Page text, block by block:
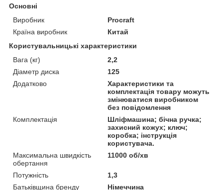
Основні
Виробник
Procraft
Країна виробник
Китай
Користувальницькі характеристики
Вага (кг)
2,2
Діаметр диска
125
Додатково
Характеристики та
комплектація товару можуть
змінюватися виробником
без повідомлення
Комплектація
Шліфмашина; бічна ручка;
захисний кожух; ключ;
коробка; інструкція
користувача.
Максимальна швидкість
обертання
11000 об/хв
Потужність
1,3
Батьківщина бренду
Німеччина